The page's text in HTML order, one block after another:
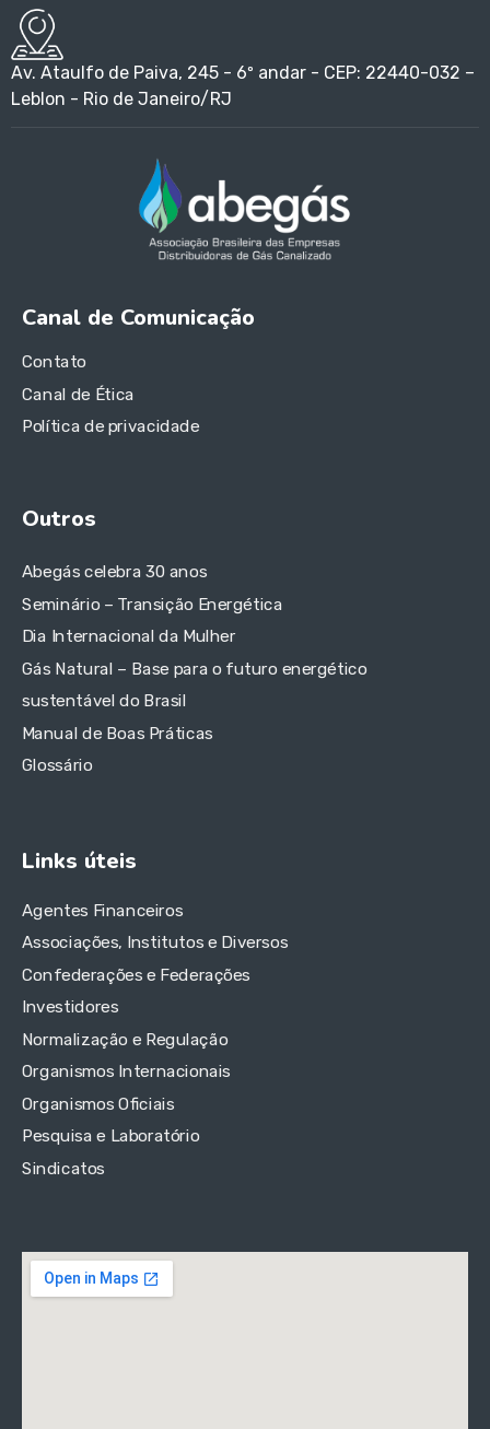
Av. Ataulfo de Paiva, 245 - 6º andar - CEP: 22440-032 –
Leblon - Rio de Janeiro/RJ
Canal de Comunicação
Contato
Canal de Ética
Política de privacidade
Outros
Abegás celebra 30 anos
Seminário – Transição Energética
Dia Internacional da Mulher
Gás Natural – Base para o futuro energético
sustentável do Brasil
Manual de Boas Práticas
Glossário
Links úteis
Agentes Financeiros
Associações, Institutos e Diversos
Confederações e Federações
Investidores
Normalização e Regulação
Organismos Internacionais
Organismos Oficiais
Pesquisa e Laboratório
Sindicatos